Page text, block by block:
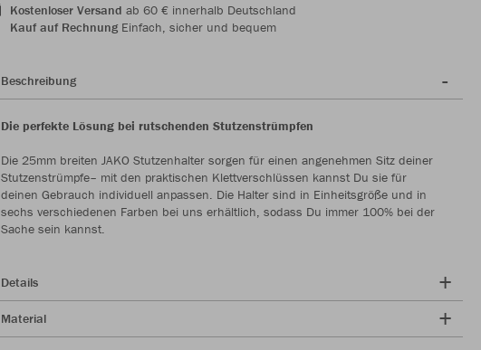
Kostenloser Versand ab 60 € innerhalb Deutschland
Kauf auf RechnungEinfach, sicher und bequem
Beschreibung
Die perfekte Lösung bei rutschenden Stutzenstrümpfen
Die 25mm breiten JAKO Stutzenhalter sorgen für einen angenehmen Sitz deiner
Stutzenstrümpfe– mit den praktischen Klettverschlüssen kannst Du sie für
deinen Gebrauch individuell anpassen. Die Halter sind in Einheitsgröße und in
sechs verschiedenen Farben bei uns erhältlich, sodass Du immer 100% bei der
Sache sein kannst.
Details
Material